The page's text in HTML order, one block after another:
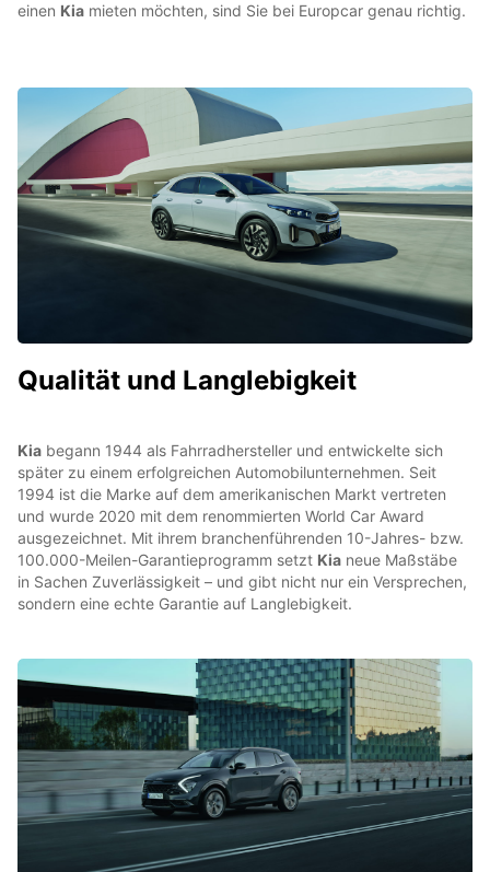
einen Kia mieten möchten, sind Sie bei Europcar genau richtig.
Qualität und Langlebigkeit
Kia begann 1944 als Fahrradhersteller und entwickelte sich
später zu einem erfolgreichen Automobilunternehmen. Seit
1994 ist die Marke auf dem amerikanischen Markt vertreten
und wurde 2020 mit dem renommierten World Car Award
ausgezeichnet. Mit ihrem branchenführenden 10-Jahres- bzw.
100.000-Meilen-Garantieprogramm setzt Kia neue Maßstäbe
in Sachen Zuverlässigkeit – und gibt nicht nur ein Versprechen,
sondern eine echte Garantie auf Langlebigkeit.